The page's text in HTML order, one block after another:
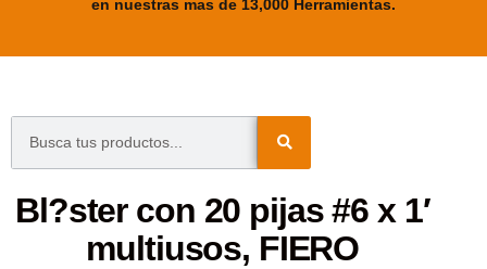
en nuestras mas de 13,000 Herramientas.
Bl?ster con 20 pijas #6 x 1′
multiusos, FIERO